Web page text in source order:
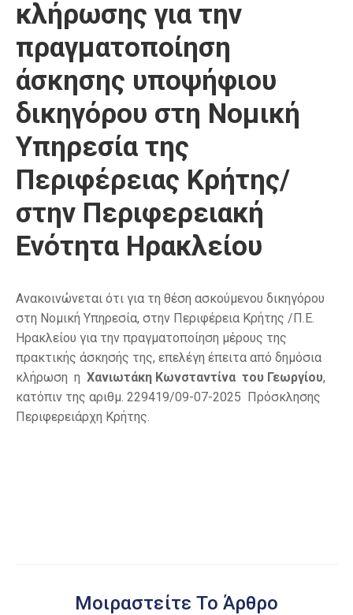
κλήρωσης για την
πραγματοποίηση
άσκησης υποψήφιου
δικηγόρου στη Νομική
Υπηρεσία της
Περιφέρειας Κρήτης/
στην Περιφερειακή
Ενότητα Ηρακλείου
Ανακοινώνεται ότι για τη θέση ασκούμενου δικηγόρου
στη Νομική Υπηρεσία, στην Περιφέρεια Κρήτης /Π.Ε.
Ηρακλείου για την πραγματοποίηση μέρους της
πρακτικής άσκησής της, επελέγη έπειτα από δημόσια
κλήρωση η Χανιωτάκη Κωνσταντίνα του Γεωργίου,
κατόπιν της αριθμ. 229419/09-07-2025 Πρόσκλησης
Περιφερειάρχη Κρήτης.
Μοιραστείτε Το Άρθρο